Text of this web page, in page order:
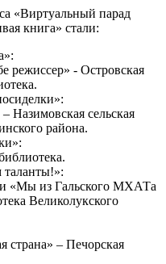
«Виртуальный парад
книга» стали:
режиссер» - Островская
Назимовская сельская
района.
«Мы из Гальского МХАТа
Великолукского
страна» – Печорская